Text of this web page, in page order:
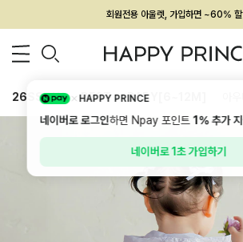
회원전용 아울렛, 가입하면 ~60%
멤버십 최대 28,000원 혜택
26SS 신상 BEST BABY[6~12M]
HAPPY PRINCE
네이버로 로그인하면 Npay 포인트1%추가
네이버로 1초 가입하기